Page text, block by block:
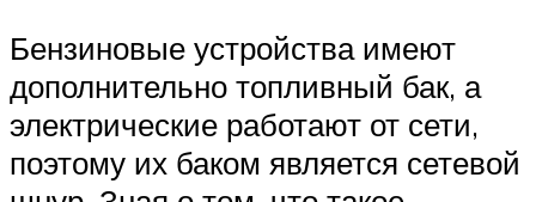
Бензиновые устройства имеют
дополнительно топливный бак, а
электрические работают от сети,
поэтому их баком является сетевой